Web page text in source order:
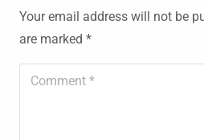
Your email address will not be
are marked *